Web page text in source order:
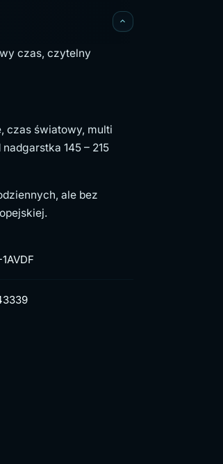
czas, czytelny
czas światowy, multi
145 – 215
ale bez